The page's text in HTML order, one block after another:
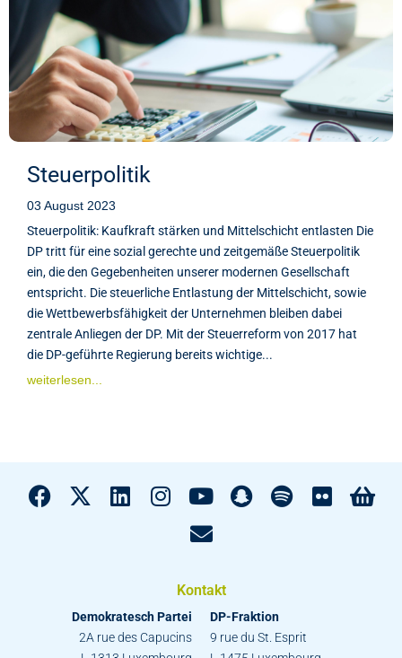
Steuerpolitik
03 August 2023
Steuerpolitik: Kaufkraft stärken und Mittelschicht entlasten Die
DP tritt für eine sozial gerechte und zeitgemäße Steuerpolitik
ein, die den Gegebenheiten unserer modernen Gesellschaft
entspricht. Die steuerliche Entlastung der Mittelschicht, sowie
die Wettbewerbsfähigkeit der Unternehmen bleiben dabei
zentrale Anliegen der DP. Mit der Steuerreform von 2017 hat
die DP-geführte Regierung bereits wichtige...
weiterlesen...
Kontakt
Demokratesch Partei
2A rue des Capucins
DP-Fraktion
9 rue du St. Esprit